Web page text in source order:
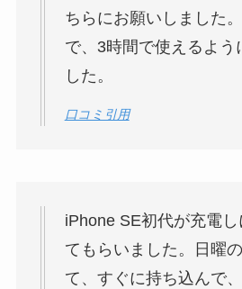
ちらにお願いしました
で、3時間で使えるよう
した。
口コミ引用
iPhone SE初代が充電
てもらいました。日曜
て、すぐに持ち込んで